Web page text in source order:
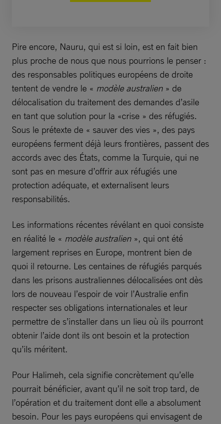
Pire encore, Nauru, qui est si loin, est en fait bien
plus proche de nous que nous pourrions le penser :
des responsables politiques européens de droite
tentent de vendre le « modèle australien » de
délocalisation du traitement des demandes d’asile
en tant que solution pour la «crise » des réfugiés.
Sous le prétexte de « sauver des vies », des pays
européens ferment déjà leurs frontières, passent des
accords avec des États, comme la Turquie, qui ne
sont pas en mesure d’offrir aux réfugiés une
protection adéquate, et externalisent leurs
responsabilités.
Les informations récentes révélant en quoi consiste
en réalité le « modèle australien », qui ont été
largement reprises en Europe, montrent bien de
quoi il retourne. Les centaines de réfugiés parqués
dans les prisons australiennes délocalisées ont dès
lors de nouveau l’espoir de voir l’Australie enfin
respecter ses obligations internationales et leur
permettre de s’installer dans un lieu où ils pourront
obtenir l’aide dont ils ont besoin et la protection
qu’ils méritent.
Pour Halimeh, cela signifie concrètement qu’elle
pourrait bénéficier, avant qu’il ne soit trop tard, de
l’opération et du traitement dont elle a absolument
besoin. Pour les pays européens qui envisagent de